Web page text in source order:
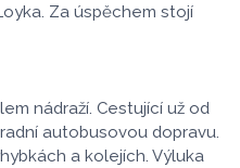
Za úspěchem stojí
nádraží. Cestující už od
autobusovou dopravu.
a kolejích. Výluka